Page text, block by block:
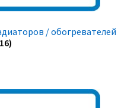
/ обогревателей